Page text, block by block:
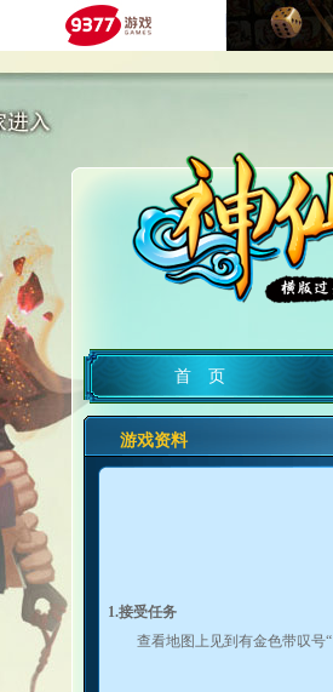
首 页
游戏资料
1.接受任务
查看地图上见到有金色带叹号“